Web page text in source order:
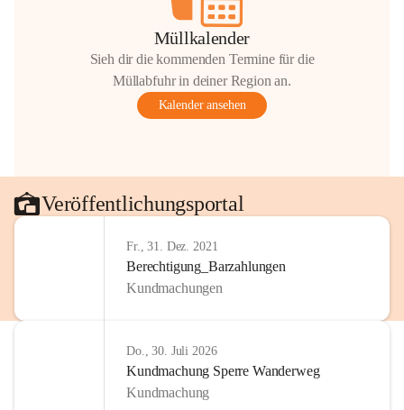
Müllkalender
Sieh dir die kommenden Termine für die
Müllabfuhr in deiner Region an.
Kalender ansehen
Veröffentlichungsportal
Fr., 31. Dez. 2021
Berechtigung_Barzahlungen
Kundmachungen
Do., 30. Juli 2026
Kundmachung Sperre Wanderweg
Kundmachung